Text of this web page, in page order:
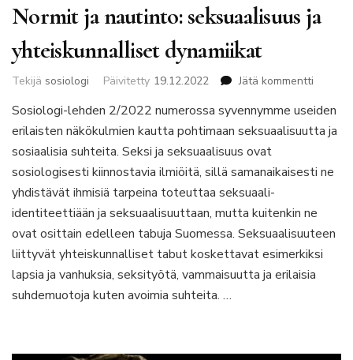
Normit ja nautinto: seksuaalisuus ja
yhteiskunnalliset dynamiikat
Tekijä sosiologi Päivitetty 19.12.2022 Jätä kommentti
ja
Sosiologi-lehden 2/2022 numerossa syvennymme useiden
erilaisten näkökulmien kautta pohtimaan seksuaalisuutta ja
sosiaalisia suhteita. Seksi ja seksuaalisuus ovat
sosiologisesti kiinnostavia ilmiöitä, sillä samanaikaisesti ne
yhdistävät ihmisiä tarpeina toteuttaa seksuaali-
identiteettiään ja seksuaalisuuttaan, mutta kuitenkin ne
ovat osittain edelleen tabuja Suomessa. Seksuaalisuuteen
liittyvät yhteiskunnalliset tabut koskettavat esimerkiksi
lapsia ja vanhuksia, seksityötä, vammaisuutta ja erilaisia
suhdemuotoja kuten avoimia suhteita. …